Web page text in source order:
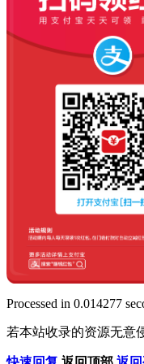
Processed in 0.014277
若本站收录的资源无意